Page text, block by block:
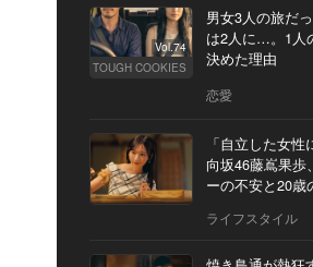
Vol.74
TOUGH COOKIES
男女3人の旅だ
は2人に…。1人
決めた理由
恋愛
「自立した女
向坂46藤嶌果歩
ーの不安と20歳
ライフスタイル